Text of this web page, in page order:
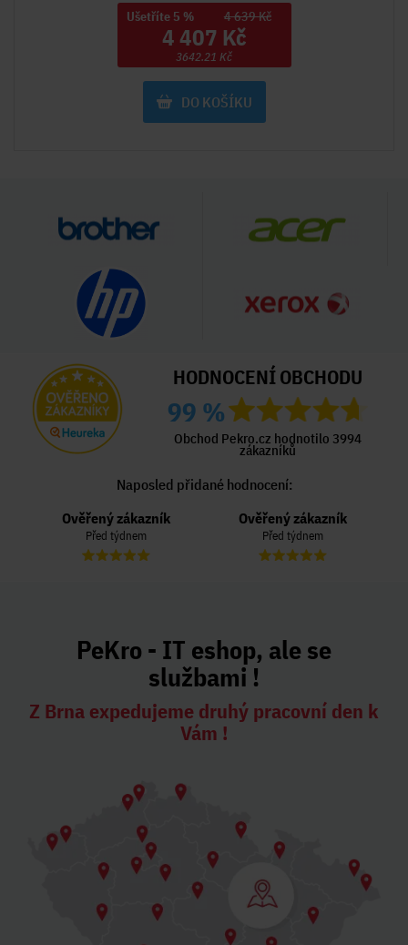
Ušetříte 5 % 4 639 Kč
4 407 Kč
3642.21 Kč
DO KOŠÍKU
HODNOCENÍ OBCHODU
99 %
Obchod Pekro.cz hodnotilo 3994
zákazníků
Naposled přidané hodnocení:
Ověřený zákazník
Před týdnem
Ověřený zákazník
Před týdnem
PeKro - IT eshop, ale se
službami !
Z Brna expedujeme druhý pracovní den k
Vám !